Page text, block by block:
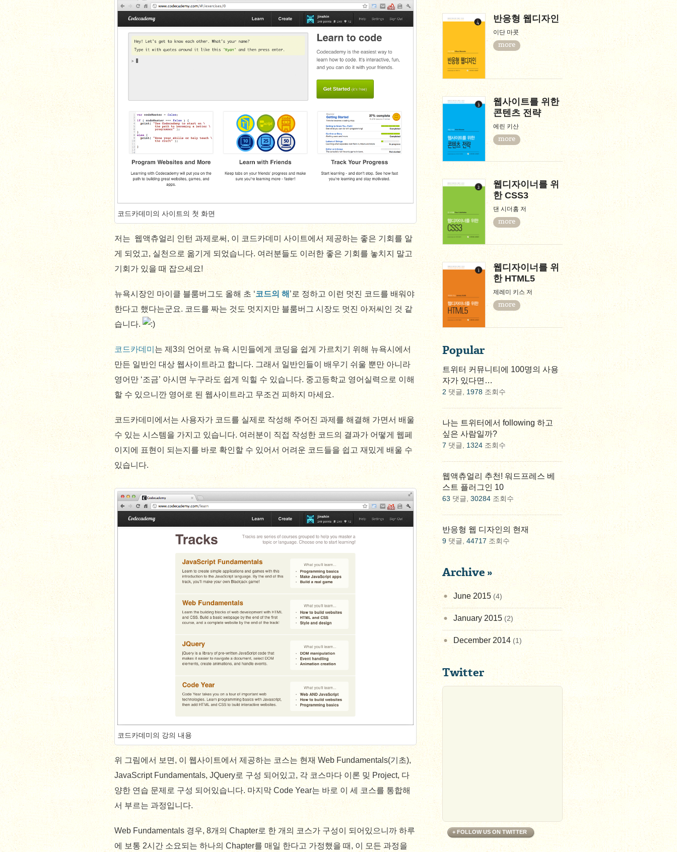
코드카데미의 사이트의 첫 화면
저는 웹액츄얼리 인턴 과제로써, 이 코드카데미 사이트에서 제공하는 좋은 기회를 알
게 되었고, 실천으로 옮기게 되었습니다. 여러분들도 이러한 좋은 기회를 놓치지 말고
기회가 있을 때 잡으세요!
뉴욕시장인 마이클 블룸버그도 올해 초 ‘코드의 해 ’로 정하고 이런 멋진 코드를 배워야
한다고 했다는군요. 코드를 짜는 것도 멋지지만 블룸버그 시장도 멋진 아저씨인 것 같
습니다.
코드카데미 는 제3의 언어로 뉴욕 시민들에게 코딩을 쉽게 가르치기 위해 뉴욕시에서
만든 일반인 대상 웹사이트라고 합니다. 그래서 일반인들이 배우기 쉬울 뿐만 아니라
영어만 ‘조금’ 아시면 누구라도 쉽게 익힐 수 있습니다. 중고등학교 영어실력으로 이해
할 수 있으니깐 영어로 된 웹사이트라고 무조건 피하지 마세요.
코드카데미에서는 사용자가 코드를 실제로 작성해 주어진 과제를 해결해 가면서 배울
수 있는 시스템을 가지고 있습니다. 여러분이 직접 작성한 코드의 결과가 어떻게 웹페
이지에 표현이 되는지를 바로 확인할 수 있어서 어려운 코드들을 쉽고 재밌게 배울 수
있습니다.
코드카데미의 강의 내용
위 그림에서 보면, 이 웹사이트에서 제공하는 코스는 현재 Web Fundamentals(기초),
JavaScript Fundamentals, JQuery로 구성 되어있고, 각 코스마다 이론 밎 Project, 다
양한 연습 문제로 구성 되어있습니다. 마지막 Code Year는 바로 이 세 코스를 통합해
서 부르는 과정입니다.
Web Fundamentals 경우, 8개의 Chapter로 한 개의 코스가 구성이 되어있으니까 하루
에 보통 2시간 소요되는 하나의 Chapter를 매일 한다고 가정했을 때, 이 모든 과정을
반응형 웹디자인
이단 마콧
more
웹사이트를 위한
콘텐츠 전략
에린 키산
more
웹디자이너를 위
한 CSS3
댄 시더홈 저
more
웹디자이너를 위
한 HTML5
제레미 키스 저
more
Popular
트위터 커뮤니티에 100명의 사용
자가 있다면…
2 댓글, 1978 조회수
나는 트위터에서 following 하고
싶은 사람일까?
7댓글, 1324 조회수
웹액츄얼리 추천! 워드프레스 베
스트 플러그인 10
63 댓글, 30284 조회수
반응형 웹 디자인의 현재
9 댓글, 44717 조회수
Archive »
June 2015 (4)
January 2015 (2)
December 2014 (1)
Twitter
+ FOLLOW US ON TWITTER